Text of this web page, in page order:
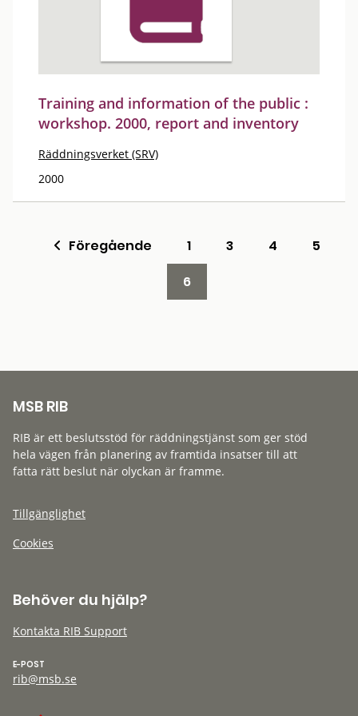
Training and information of the public :
workshop. 2000, report and inventory
Räddningsverket (SRV)
2000
Föregående 1 3 4
5
6
MSB RIB
RIB är ett beslutsstöd för räddningstjänst som ger stöd
hela vägen från planering av framtida insatser till att
fatta rätt beslut när olyckan är framme.
Tillgänglighet
Cookies
Behöver du hjälp?
Kontakta RIB Support
E-POST
rib@msb.se